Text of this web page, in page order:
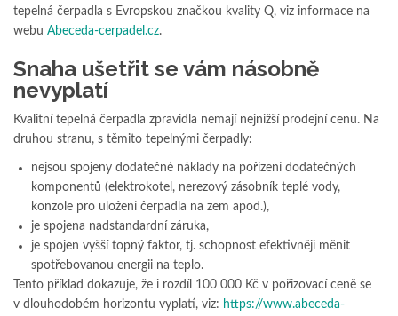
tepelná čerpadla s Evropskou značkou kvality Q, viz informace na
webu Abeceda-cerpadel.cz.
Snaha ušetřit se vám násobně
nevyplatí
Kvalitní tepelná čerpadla zpravidla nemají nejnižší prodejní cenu. Na
druhou stranu, s těmito tepelnými čerpadly:
nejsou spojeny dodatečné náklady na pořízení dodatečných
komponentů (elektrokotel, nerezový zásobník teplé vody,
konzole pro uložení čerpadla na zem apod.),
je spojena nadstandardní záruka,
je spojen vyšší topný faktor, tj. schopnost efektivněji měnit
spotřebovanou energii na teplo.
Tento příklad dokazuje, že i rozdíl 100 000 Kč v pořizovací ceně se
v dlouhodobém horizontu vyplatí, viz: https://www.abeceda-